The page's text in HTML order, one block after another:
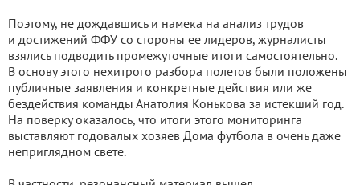
Поэтому, не дождавшись и намека на анализ трудов
и достижений ФФУ со стороны ее лидеров, журналисты
взялись подводить промежуточные итоги самостоятельно.
В основу этого нехитрого разбора полетов были положены
публичные заявления и конкретные действия или же
бездействия команды Анатолия Конькова за истекший год.
На поверку оказалось, что итоги этого мониторинга
выставляют годовалых хозяев Дома футбола в очень даже
неприглядном свете.